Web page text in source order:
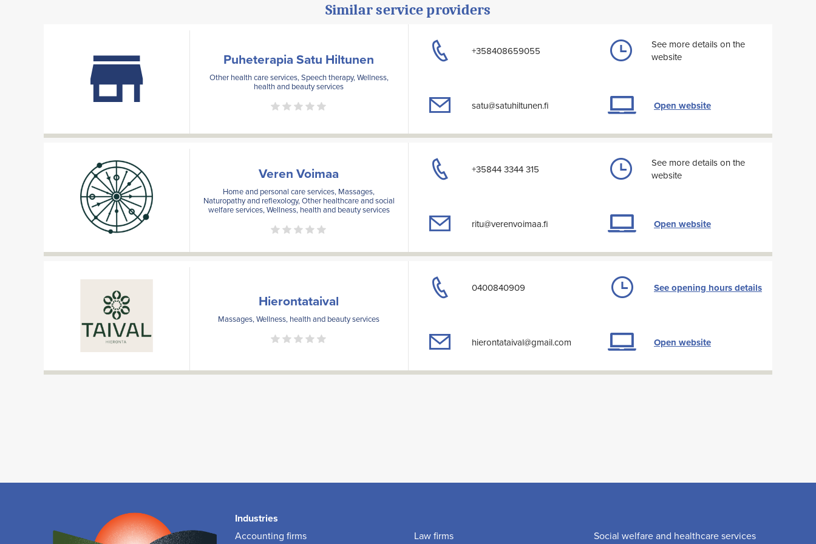
Similar service providers
Puheterapia Satu Hiltunen
Other health care services, Speech therapy, Wellness,
health and beauty services
+358408659055
satu@satuhiltunen.fi
See more details on the
website
Open website
Veren Voimaa
Home and personal care services, Massages,
Naturopathy and reflexology, Other healthcare and social
welfare services, Wellness, health and beauty services
+35844 3344 315
ritu@verenvoimaa.fi
See more details on the
website
Open website
Hierontataival
Massages, Wellness, health and beauty services
0400840909
hierontataival@gmail.com
See opening hours details
Open website
Industries
Accounting firms
Law firms Social welfare and healthcare services